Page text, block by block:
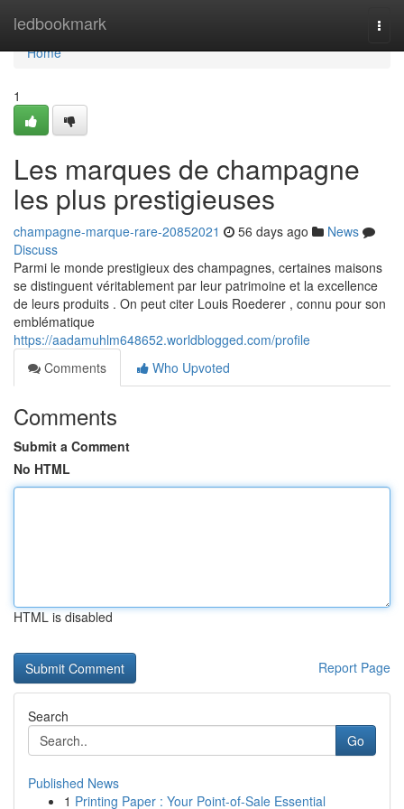
ledbookmark
Home
Home
1
Les marques de champagne
les plus prestigieuses
champagne-marque-rare-20852021 56 days ago
News
Discuss
Parmi le monde prestigieux des champagnes, certaines maisons
se distinguent véritablement par leur patrimoine et la excellence
de leurs produits . On peut citer Louis Roederer , connu pour son
emblématique
https://aadamuhlm648652.worldblogged.com/profile
Comments
Who Upvoted
Comments
Submit a Comment
No HTML
HTML is disabled
Report Page
Search
Go
Published News
1 Printing Paper : Your Point-of-Sale Essential